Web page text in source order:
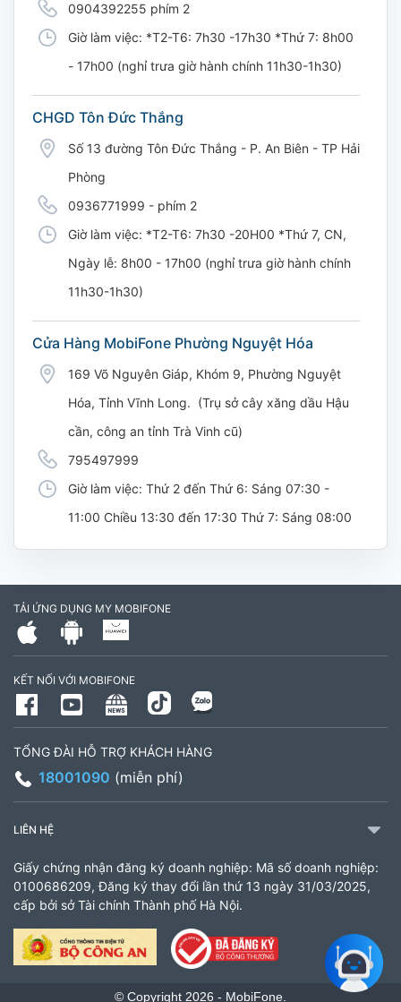
0904392255 phím 2
Giờ làm việc: *T2-T6: 7h30 -17h30 *Thứ 7: 8h00
- 17h00 (nghỉ trưa giờ hành chính 11h30-1h30)
CHGD Tôn Đức Thắng
Số 13 đường Tôn Đức Thắng - P. An Biên - TP Hải
Phòng
0936771999 - phím 2
Giờ làm việc: *T2-T6: 7h30 -20H00 *Thứ 7, CN,
Ngày lễ: 8h00 - 17h00 (nghỉ trưa giờ hành chính
11h30-1h30)
Cửa Hàng MobiFone Phường Nguyệt Hóa
169 Võ Nguyên Giáp, Khóm 9, Phường Nguyệt
Hóa, Tỉnh Vĩnh Long. (Trụ sở cây xăng dầu Hậu
cần, công an tỉnh Trà Vinh cũ)
795497999
Giờ làm việc: Thứ 2 đến Thứ 6: Sáng 07:30 -
11:00 Chiều 13:30 đến 17:30 Thứ 7: Sáng 08:00
- 11:30 chiều 13:00 đến 17:00
CH 21B Ba La (CH 16 Ba La)
Số 16 đường Ba La, phường Kiến Hưng, TP. Hà
Nội (gần ngã ba Ba La, nằm trên tuyến đường
quốc lộ 21B)
903460846
Giờ làm việc: 8:00 - 18:00
Giờ làm việc: 8:00 - 18:00
Cửa hàng MobiFone Lắk
206 Nguyễn Tất Thành, Xã Liên Sơn Lắk, Tỉnh
Đắk Lắk
TẢI ỨNG DỤNG MY MOBIFONE
KẾT NỐI VỚI MOBIFONE
TỔNG ĐÀI HỖ TRỢ KHÁCH HÀNG
18001090 (miễn phí)
LIÊN HỆ
Giấy chứng nhận đăng ký doanh nghiệp: Mã số doanh nghiệp:
0100686209, Đăng ký thay đổi lần thứ 13 ngày 31/03/2025,
cấp bởi sở Tài chính Thành phố Hà Nội.
© Copyright 2026 - MobiFone.